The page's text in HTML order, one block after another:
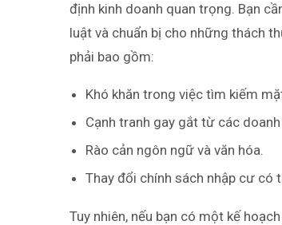
định kinh doanh quan trọng. Bạn
luật và chuẩn bị cho những thách
phải bao gồm:
Khó khăn trong việc tìm kiếm
Cạnh tranh gay gắt từ các
Rào cản ngôn ngữ và văn hóa.
Thay đổi chính sách nhập cư có
Tuy nhiên, nếu bạn có một kế